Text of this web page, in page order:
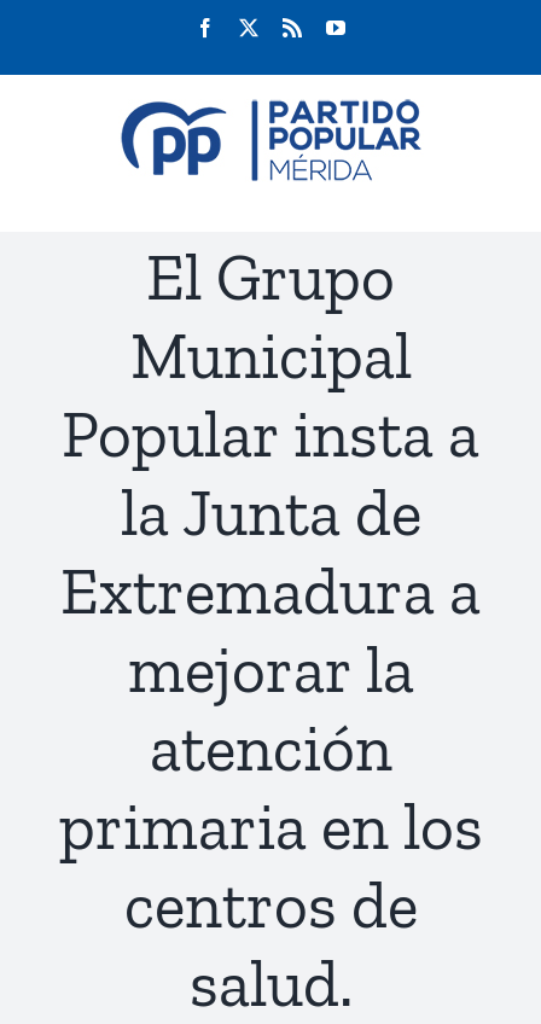
contenido
Facebook
Twitter Rss YouTube
El Grupo
Municipal
Popular insta a
la Junta de
Extremadura a
mejorar la
atención
primaria en los
centros de
salud.